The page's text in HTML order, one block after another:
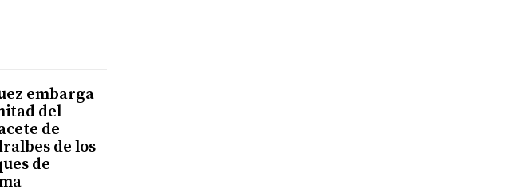
embarga
del
de
de los
de